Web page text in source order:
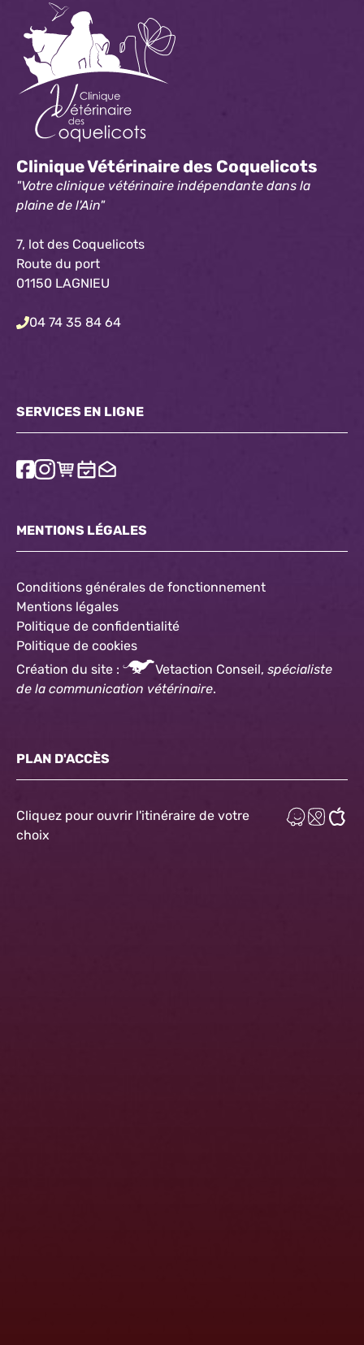
Clinique Vétérinaire des Coquelicots
"Votre clinique vétérinaire indépendante dans la
plaine de l'Ain"
7, lot des Coquelicots
Route du port
01150 LAGNIEU
04 74 35 84 64
SERVICES EN LIGNE
MENTIONS LÉGALES
Conditions générales de fonctionnement
Mentions légales
Politique de confidentialité
Politique de cookies
Création du site :
Vetaction Conseil, spécialiste
de la communication vétérinaire.
PLAN D'ACCÈS
Cliquez pour ouvrir l'itinéraire de votre
choix